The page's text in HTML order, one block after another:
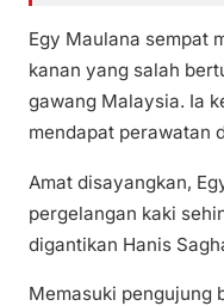
Egy Maulana sempat
kanan yang salah
gawang Malaysia. Ia
mendapat perawatan
Amat disayangkan,
pergelangan kaki
digantikan Hanis
Memasuki pengujung